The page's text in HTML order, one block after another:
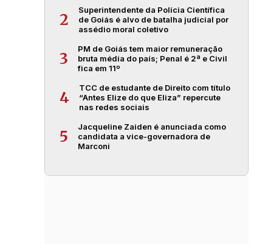
2
Superintendente da Polícia Científica
de Goiás é alvo de batalha judicial por
assédio moral coletivo
3
PM de Goiás tem maior remuneração
bruta média do país; Penal é 2ª e Civil
fica em 11º
4
TCC de estudante de Direito com título
“Antes Elize do que Eliza” repercute
nas redes sociais
5
Jacqueline Zaiden é anunciada como
candidata a vice-governadora de
Marconi